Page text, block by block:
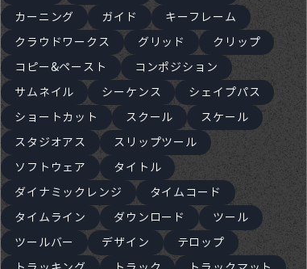
カーニング
ガイド
キーフレーム
クラウドワークス
グリッド
クリップ
コピー&ペースト
コンポジション
サムネイル
シーケンス
シェイプパス
ショートカット
スクール
スケール
スタジオアス
スリップツール
ソフトウェア
タイトル
ダイナミックレンジ
タイムコード
タイムライン
ダウンロード
ツール
ツールバー
デザイン
テロップ